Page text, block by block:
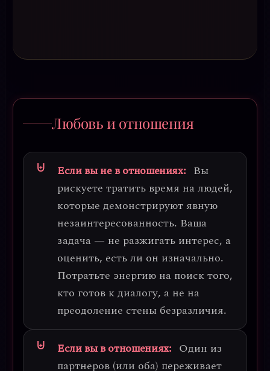
Любовь и отношения
Если вы не в отношениях: Вы
рискуете тратить время на людей,
которые демонстрируют явную
незаинтересованность. Ваша
задача — не разжигать интерес, а
оценить, есть ли он изначально.
Потратьте энергию на поиск того,
кто готов к диалогу, а не на
преодоление стены безразличия.
Если вы в отношениях: Один из
партнеров (или оба) переживает